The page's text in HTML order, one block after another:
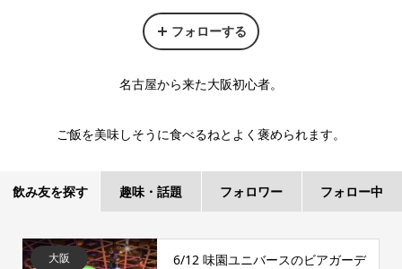
フォローする
名古屋から来た大阪初心者。
ご飯を美味しそうに食べるねとよく褒められます。
飲み友を探す 趣味・話題 フォロワー フォロー中
大阪
6/12 味園ユニバースのビアガーデ